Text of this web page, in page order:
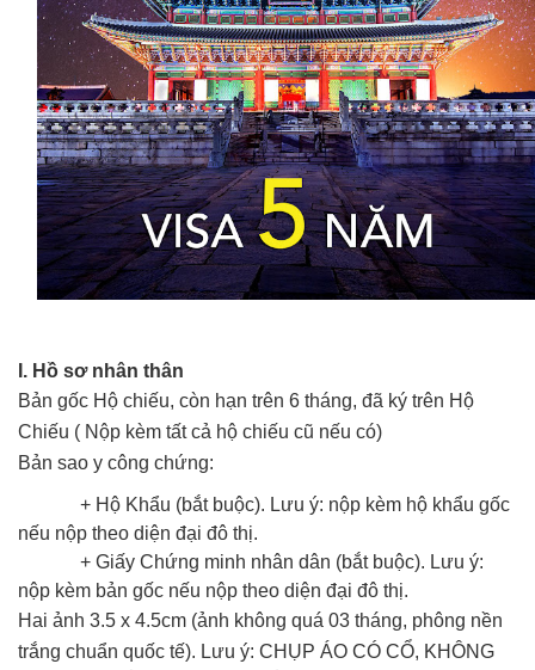
I. Hồ sơ nhân thân
Bản gốc Hộ chiếu, còn hạn trên 6 tháng, đã ký trên Hộ
Chiếu ( Nộp kèm tất cả hộ chiếu cũ nếu có)
Bản sao y công chứng:
+ Hộ Khẩu (bắt buộc). Lưu ý: nộp kèm hộ khẩu gốc
nếu nộp theo diện đại đô thị.
+ Giấy Chứng minh nhân dân (bắt buộc). Lưu ý:
nộp kèm bản gốc nếu nộp theo diện đại đô thị.
Hai ảnh 3.5 x 4.5cm (ảnh không quá 03 tháng, phông nền
trắng chuẩn quốc tế). Lưu ý: CHỤP ÁO CÓ CỔ, KHÔNG